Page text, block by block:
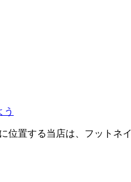
う
位置する当店は、フット